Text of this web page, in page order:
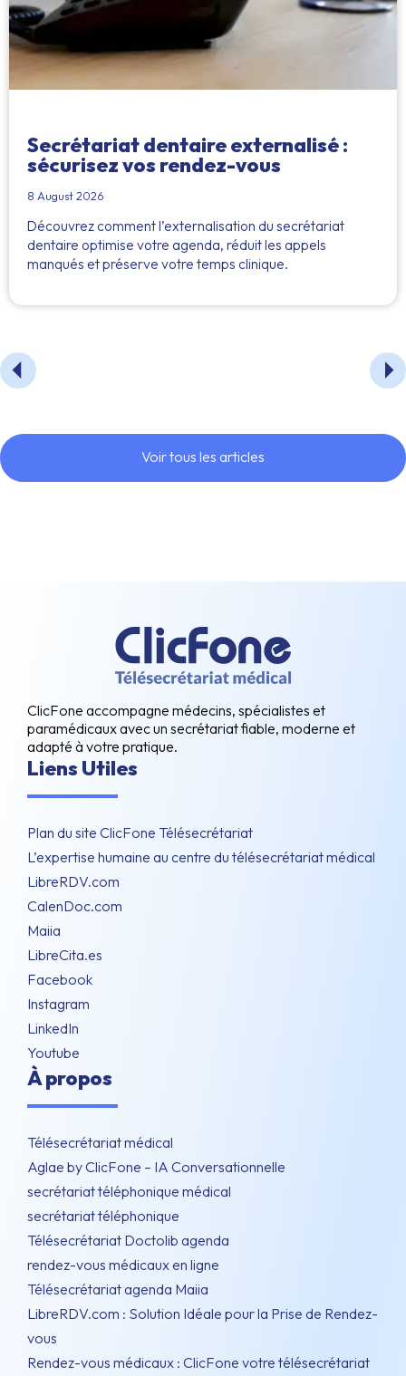
Secrétariat dentaire externalisé :
sécurisez vos rendez-vous
8 August 2026
Découvrez comment l’externalisation du secrétariat
dentaire optimise votre agenda, réduit les appels
manqués et préserve votre temps clinique.
Voir tous les articles
ClicFone accompagne médecins, spécialistes et
paramédicaux avec un secrétariat fiable, moderne et
adapté à votre pratique.
Liens Utiles
Plan du site ClicFone Télésecrétariat
L’expertise humaine au centre du télésecrétariat médical
LibreRDV.com
CalenDoc.com
Maiia
LibreCita.es
Facebook
Instagram
LinkedIn
Youtube
À propos
Télésecrétariat médical
Aglae by ClicFone – IA Conversationnelle
secrétariat téléphonique médical
secrétariat téléphonique
Télésecrétariat Doctolib agenda
rendez-vous médicaux en ligne
Télésecrétariat agenda Maiia
LibreRDV.com : Solution Idéale pour la Prise de Rendez-
vous
Rendez-vous médicaux : ClicFone votre télésecrétariat